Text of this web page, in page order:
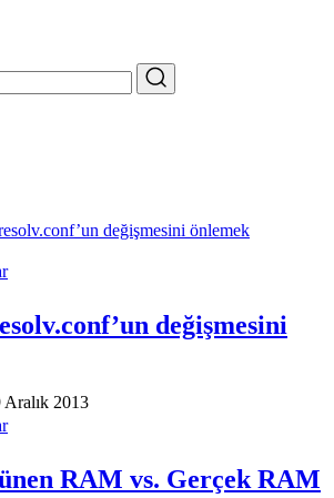
değişmesini
Aralık 2013
RAM vs. Gerçek RAM